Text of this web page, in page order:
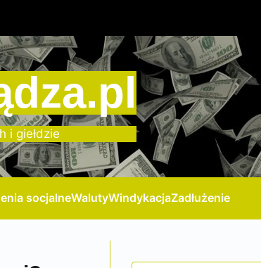
i giełdzie
socjalneWalutyWindykacjaZadłużenie